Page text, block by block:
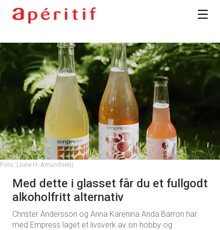
Foto: (Julie H. Amundsen)
Med dette i glasset får du et fullgodt
alkoholfritt alternativ
Christer Andersson og Anna Karenina Anda Barron har
med Empress laget et livsverk av sin hobby og